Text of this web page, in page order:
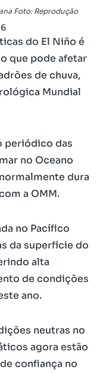
Foto: Reprodução
do El Niño é
que pode afetar
de chuva,
Mundial
periódico das
no Oceano
dura
a OMM.
no Pacífico
da superfície do
alta
de condições
ano.
neutras no
agora estão
confiança no